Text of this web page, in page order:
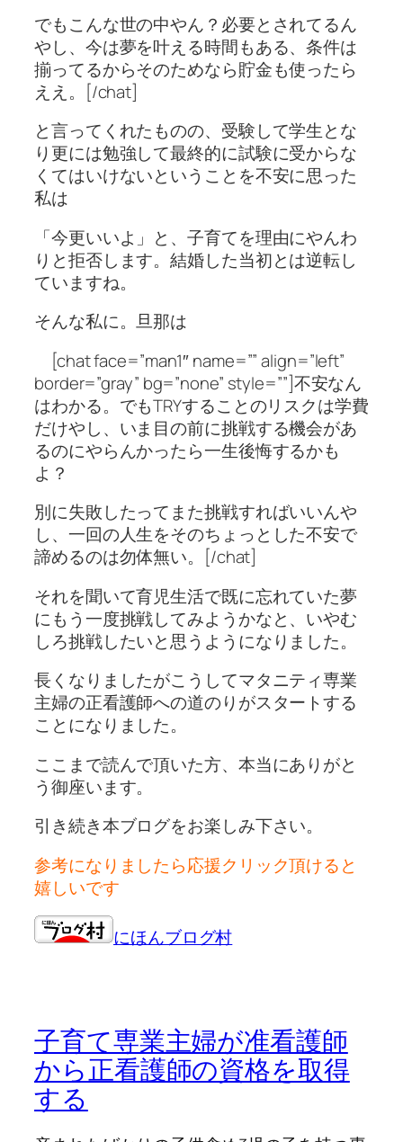
でもこんな世の中やん？必要とされてるん
やし、今は夢を叶える時間もある、条件は
揃ってるからそのためなら貯金も使ったら
ええ。[/chat]
と言ってくれたものの、受験して学生とな
り更には勉強して最終的に試験に受からな
くてはいけないということを不安に思った
私は
「今更いいよ」と、子育てを理由にやんわ
りと拒否します。結婚した当初とは逆転し
ていますね。
そんな私に。旦那は
[chat face=”man1″ name=”” align=”left”
border=”gray” bg=”none” style=””]不安なん
はわかる。でもTRYすることのリスクは学費
だけやし、いま目の前に挑戦する機会があ
るのにやらんかったら一生後悔するかも
よ？
別に失敗したってまた挑戦すればいいんや
し、一回の人生をそのちょっとした不安で
諦めるのは勿体無い。[/chat]
それを聞いて育児生活で既に忘れていた夢
にもう一度挑戦してみようかなと、いやむ
しろ挑戦したいと思うようになりました。
長くなりましたがこうしてマタニティ専業
主婦の正看護師への道のりがスタートする
ことになりました。
ここまで読んで頂いた方、本当にありがと
う御座います。
引き続き本ブログをお楽しみ下さい。
参考になりましたら応援クリック頂けると
嬉しいです
にほんブログ村
子育て専業主婦が准看護師
から正看護師の資格を取得
する